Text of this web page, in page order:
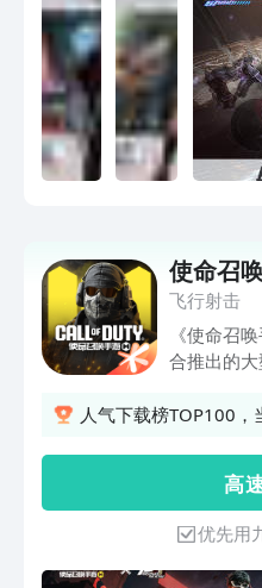
使命召
飞行射击
《使命召
合推出的
戏品质，高
行了适配
在爽快的
人气下载榜TOP100
高
优先用